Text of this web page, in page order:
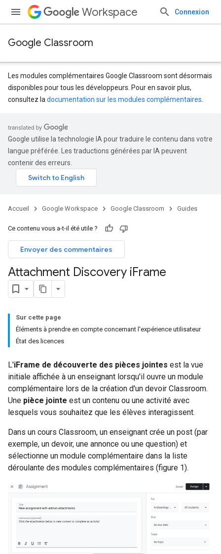
Workspace Connexion
Google Classroom
Les modules complémentaires Google Classroom sont désormais
disponibles pour tous les développeurs. Pour en savoir plus,
consultez la documentation sur les modules complémentaires
Google utilise la technologie IA pour traduire le contenu dans votre
langue préférée. Les traductions générées par IA peuvent
contenir des erreurs.
Accueil Google Workspace Google Classroom Guides
Ce contenu vous a-t-il été utile ?
Envoyer des commentaires
Attachment Discovery iFrame
Sur cette page
Éléments à prendre en compte concernant l'expérience utilisateur
État des licences
L'iFrame de découverte des pièces jointes est la vue
initiale affichée à un enseignant lorsqu'il ouvre un module
complémentaire lors de la création d'un devoir Classroom.
Une pièce jointe est un contenu ou une activité avec
lesquels vous souhaitez que les élèves interagissent.
Dans un cours Classroom, un enseignant crée un post (par
exemple, un devoir, une annonce ou une question) et
sélectionne un module complémentaire dans la liste
déroulante des modules complémentaires (figure 1).